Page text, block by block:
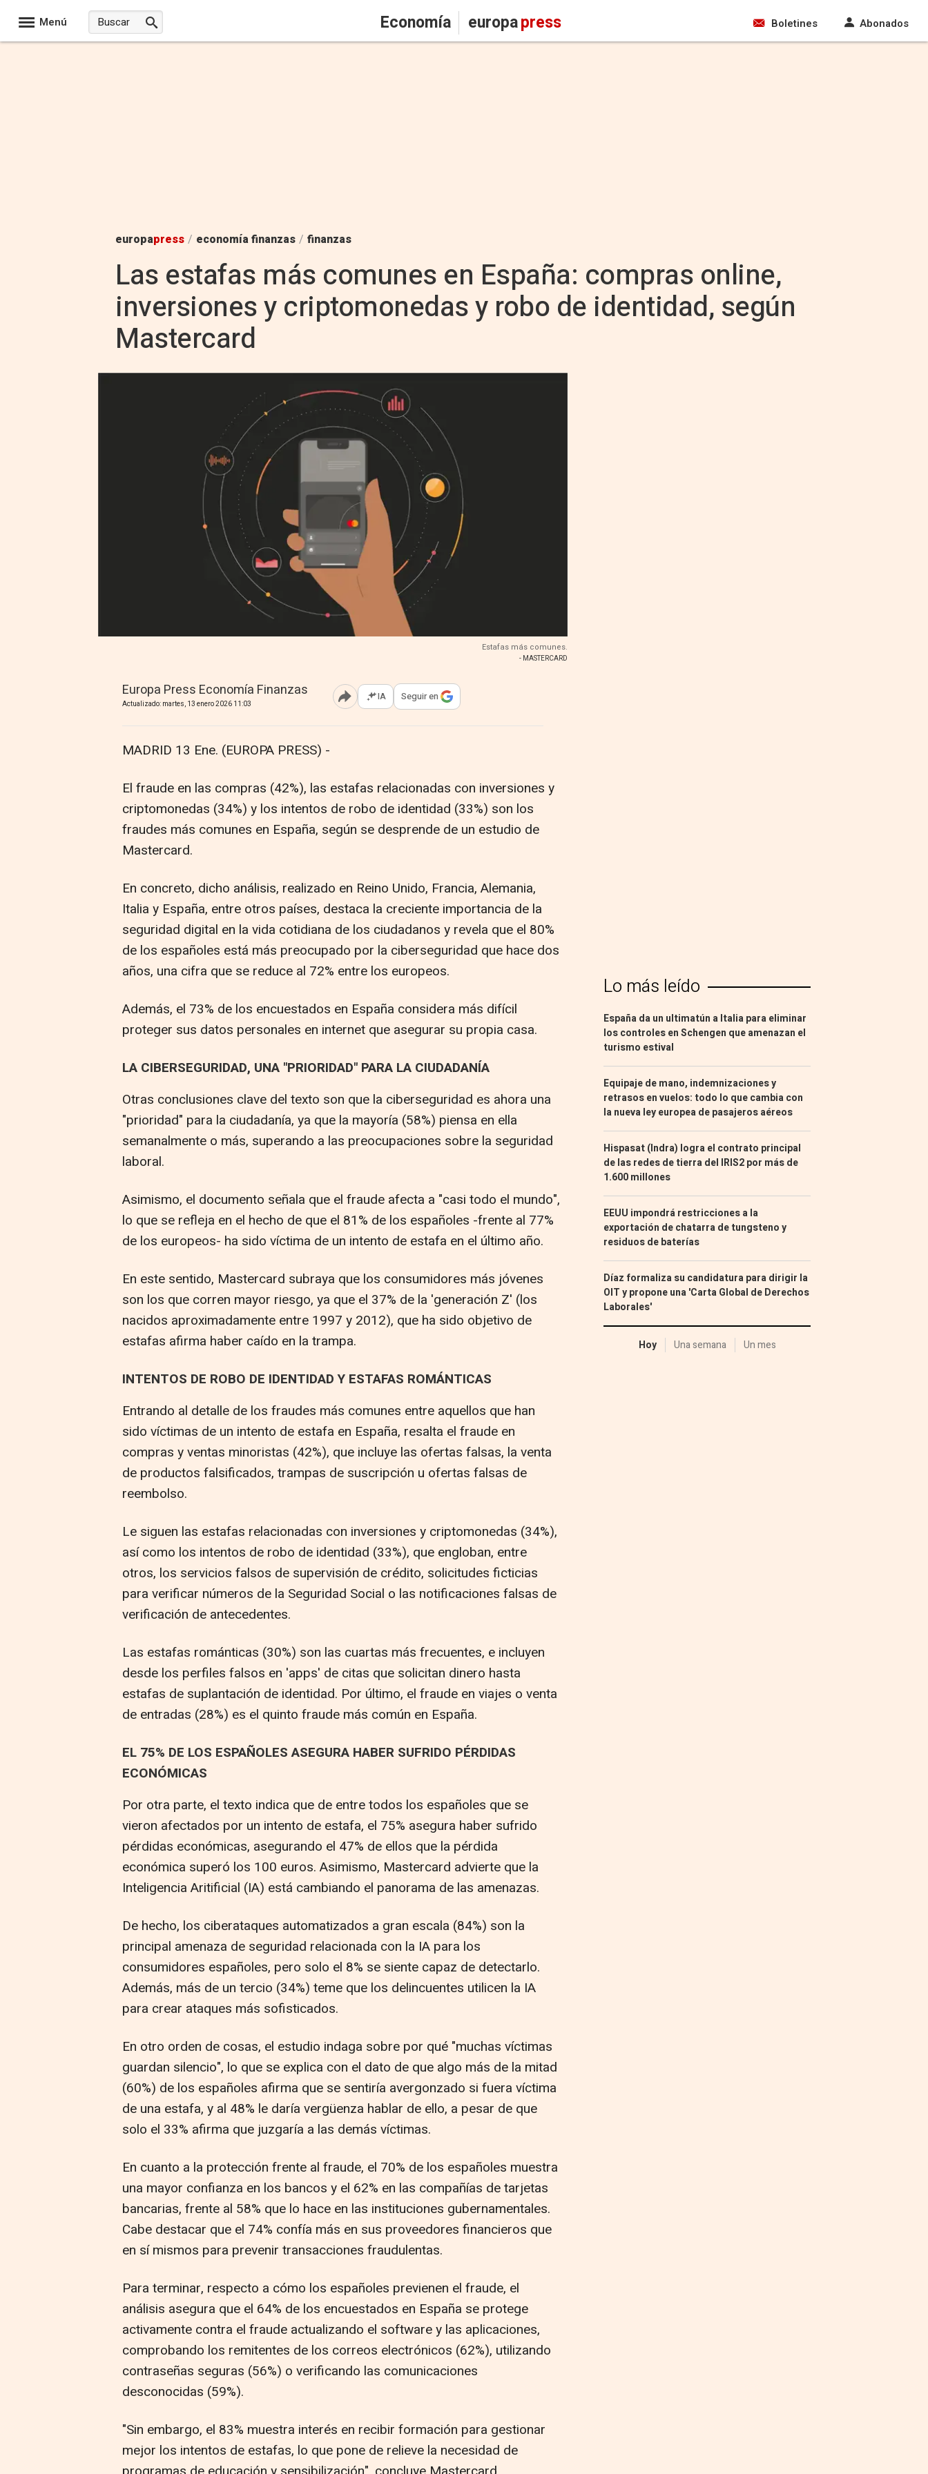
Menú Economía europapress Boletines Abonados
europapress / economía finanzas / finanzas
Las estafas más comunes en España: compras online,
inversiones y criptomonedas y robo de identidad, según
Mastercard
Estafas más comunes.
- MASTERCARD
Europa Press Economía Finanzas
Actualizado: martes, 13 enero 2026 11:03 Abrir opciones para compartir
IA Seguir en
MADRID 13 Ene. (EUROPA PRESS) -
El fraude en las compras (42%), las estafas relacionadas con inversiones y
criptomonedas (34%) y los intentos de robo de identidad (33%) son los
fraudes más comunes en España, según se desprende de un estudio de
Mastercard.
En concreto, dicho análisis, realizado en Reino Unido, Francia, Alemania,
Italia y España, entre otros países, destaca la creciente importancia de la
seguridad digital en la vida cotidiana de los ciudadanos y revela que el 80%
de los españoles está más preocupado por la ciberseguridad que hace dos
años, una cifra que se reduce al 72% entre los europeos.
Además, el 73% de los encuestados en España considera más difícil
proteger sus datos personales en internet que asegurar su propia casa.
LA CIBERSEGURIDAD, UNA "PRIORIDAD" PARA LA CIUDADANÍA
Otras conclusiones clave del texto son que la ciberseguridad es ahora una
"prioridad" para la ciudadanía, ya que la mayoría (58%) piensa en ella
semanalmente o más, superando a las preocupaciones sobre la seguridad
laboral.
Asimismo, el documento señala que el fraude afecta a "casi todo el mundo",
lo que se refleja en el hecho de que el 81% de los españoles -frente al 77%
de los europeos- ha sido víctima de un intento de estafa en el último año.
En este sentido, Mastercard subraya que los consumidores más jóvenes
son los que corren mayor riesgo, ya que el 37% de la 'generación Z' (los
nacidos aproximadamente entre 1997 y 2012), que ha sido objetivo de
estafas afirma haber caído en la trampa.
INTENTOS DE ROBO DE IDENTIDAD Y ESTAFAS ROMÁNTICAS
Entrando al detalle de los fraudes más comunes entre aquellos que han
sido víctimas de un intento de estafa en España, resalta el fraude en
compras y ventas minoristas (42%), que incluye las ofertas falsas, la venta
de productos falsificados, trampas de suscripción u ofertas falsas de
reembolso.
Le siguen las estafas relacionadas con inversiones y criptomonedas (34%),
así como los intentos de robo de identidad (33%), que engloban, entre
otros, los servicios falsos de supervisión de crédito, solicitudes ficticias
para verificar números de la Seguridad Social o las notificaciones falsas de
verificación de antecedentes.
Las estafas románticas (30%) son las cuartas más frecuentes, e incluyen
desde los perfiles falsos en 'apps' de citas que solicitan dinero hasta
estafas de suplantación de identidad. Por último, el fraude en viajes o venta
de entradas (28%) es el quinto fraude más común en España.
EL 75% DE LOS ESPAÑOLES ASEGURA HABER SUFRIDO PÉRDIDAS
ECONÓMICAS
Por otra parte, el texto indica que de entre todos los españoles que se
vieron afectados por un intento de estafa, el 75% asegura haber sufrido
pérdidas económicas, asegurando el 47% de ellos que la pérdida
económica superó los 100 euros. Asimismo, Mastercard advierte que la
Inteligencia Aritificial (IA) está cambiando el panorama de las amenazas.
De hecho, los ciberataques automatizados a gran escala (84%) son la
principal amenaza de seguridad relacionada con la IA para los
consumidores españoles, pero solo el 8% se siente capaz de detectarlo.
Además, más de un tercio (34%) teme que los delincuentes utilicen la IA
para crear ataques más sofisticados.
En otro orden de cosas, el estudio indaga sobre por qué "muchas víctimas
guardan silencio", lo que se explica con el dato de que algo más de la mitad
(60%) de los españoles afirma que se sentiría avergonzado si fuera víctima
de una estafa, y al 48% le daría vergüenza hablar de ello, a pesar de que
solo el 33% afirma que juzgaría a las demás víctimas.
En cuanto a la protección frente al fraude, el 70% de los españoles muestra
una mayor confianza en los bancos y el 62% en las compañías de tarjetas
bancarias, frente al 58% que lo hace en las instituciones gubernamentales.
Cabe destacar que el 74% confía más en sus proveedores financieros que
en sí mismos para prevenir transacciones fraudulentas.
Para terminar, respecto a cómo los españoles previenen el fraude, el
análisis asegura que el 64% de los encuestados en España se protege
activamente contra el fraude actualizando el software y las aplicaciones,
comprobando los remitentes de los correos electrónicos (62%), utilizando
contraseñas seguras (56%) o verificando las comunicaciones
desconocidas (59%).
"Sin embargo, el 83% muestra interés en recibir formación para gestionar
mejor los intentos de estafas, lo que pone de relieve la necesidad de
Lo más leído
España da un ultimatún a Italia para eliminar
los controles en Schengen que amenazan el
turismo estival
Equipaje de mano, indemnizaciones y
retrasos en vuelos: todo lo que cambia con
la nueva ley europea de pasajeros aéreos
Hispasat (Indra) logra el contrato principal
de las redes de tierra del IRIS2 por más de
1.600 millones
EEUU impondrá restricciones a la
exportación de chatarra de tungsteno y
residuos de baterías
Díaz formaliza su candidatura para dirigir la
OIT y propone una 'Carta Global de Derechos
Laborales'
Hoy Una semana Un mes